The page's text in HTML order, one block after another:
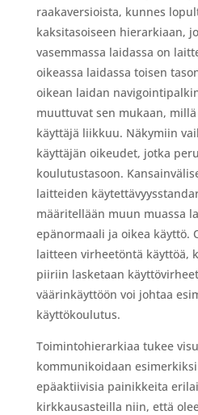
raakaversioista, kunnes
kaksitasoiseen hierarkiaan,
vasemmassa laidassa on
oikeassa laidassa toisen
oikean laidan
muuttuvat sen mukaan,
käyttäjä liikkuu. Näkymiin
käyttäjän oikeudet, jotka
koulutustasoon.
laitteiden
määritellään muun muassa
epänormaali ja oikea käyttö.
laitteen virheetöntä käyttöä,
piiriin lasketaan
väärinkäyttöön voi johtaa
käyttökoulutus.
Toimintohierarkiaa tukee
kommunikoidaan
epäaktiivisia painikkeita
kirkkausasteilla niin, että